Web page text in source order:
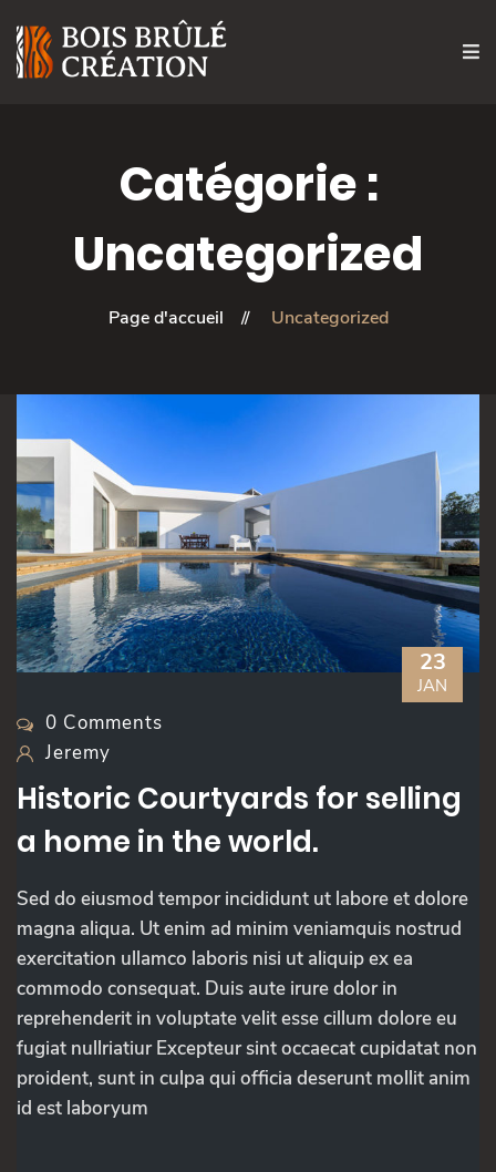
Catégorie :
Uncategorized
Page d'accueil Uncategorized
23
JAN
0 Comments
Jeremy
Historic Courtyards for selling
a home in the world.
Sed do eiusmod tempor incididunt ut labore et dolore
magna aliqua. Ut enim ad minim veniamquis nostrud
exercitation ullamco laboris nisi ut aliquip ex ea
commodo consequat. Duis aute irure dolor in
reprehenderit in voluptate velit esse cillum dolore eu
fugiat nullriatiur Excepteur sint occaecat cupidatat non
proident, sunt in culpa qui officia deserunt mollit anim
id est laboryum